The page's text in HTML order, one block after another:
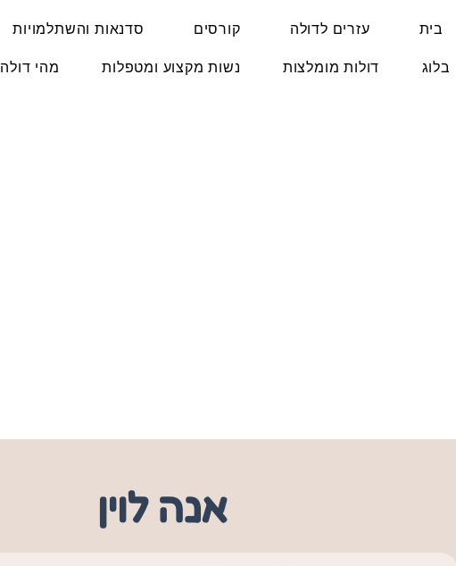
בית עזרים לדולה קורסים סדנאות והשתלמויות
בלוג דולות מומלצות נשות מקצוע ומטפלות מהי דולה
אנה לוין